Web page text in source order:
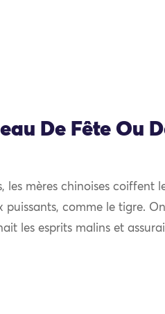
De Fête Ou
les mères chinoises coiffent
puissants, comme le tigre.
les esprits malins et